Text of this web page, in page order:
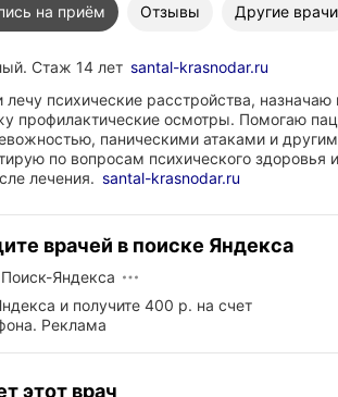
на приём Отзывы Другие врачи
Стаж 14 лет santal-krasnodar.ru
лечу психические расстройства,
профилактические осмотры. Помогаю
паническими атаками и
по вопросам психического здоровья
лечения. santal-krasnodar.ru
врачей в поиске Яндекса
Поиск-Яндекса
и получите 400 р. на счет
Реклама
этот врач